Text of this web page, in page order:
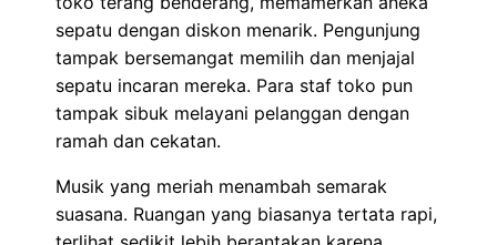
sepatu dengan diskon menarik. Pengunjung
tampak bersemangat memilih dan menjajal
sepatu incaran mereka. Para staf toko pun
tampak sibuk melayani pelanggan dengan
ramah dan cekatan.
Musik yang meriah menambah semarak
suasana. Ruangan yang biasanya tertata rapi,